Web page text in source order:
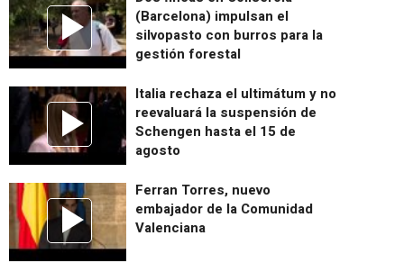
(Barcelona) impulsan el
silvopasto con burros para la
gestión forestal
Italia rechaza el ultimátum y no
reevaluará la suspensión de
Schengen hasta el 15 de
agosto
Ferran Torres, nuevo
embajador de la Comunidad
Valenciana